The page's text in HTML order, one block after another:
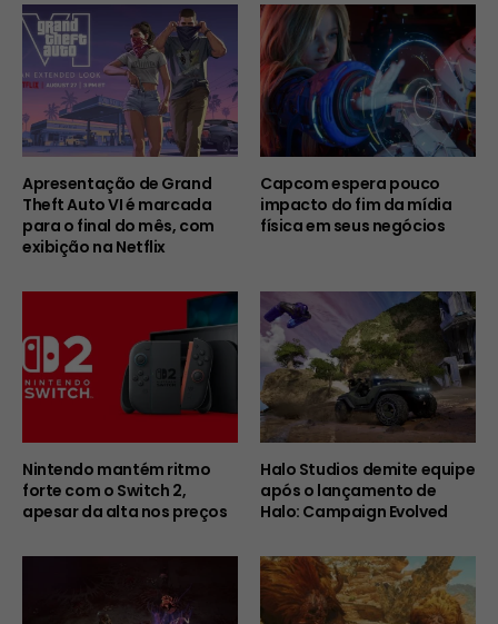
Apresentação de Grand
Theft Auto VI é marcada
para o final do mês, com
exibição na Netflix
Capcom espera pouco
impacto do fim da mídia
física em seus negócios
Nintendo mantém ritmo
forte com o Switch 2,
apesar da alta nos preços
Halo Studios demite equipe
após o lançamento de
Halo: Campaign Evolved